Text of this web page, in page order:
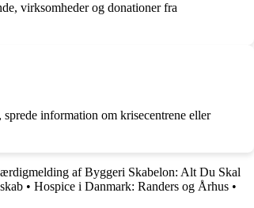
virksomheder og donationer fra
information om krisecentrene eller
af Byggeri Skabelon: Alt Du Skal
• Hospice i Danmark: Randers og Århus •